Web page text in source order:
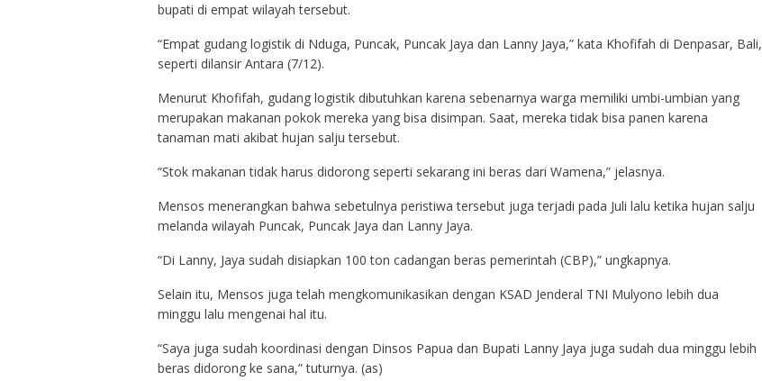
bupati di empat wilayah tersebut.
“Empat gudang logistik di Nduga, Puncak, Puncak Jaya dan Lanny Jaya,” kata Khofifah di Denpasar, Bali,
seperti dilansir Antara (7/12).
Menurut Khofifah, gudang logistik dibutuhkan karena sebenarnya warga memiliki umbi-umbian yang
merupakan makanan pokok mereka yang bisa disimpan. Saat, mereka tidak bisa panen karena
tanaman mati akibat hujan salju tersebut.
“Stok makanan tidak harus didorong seperti sekarang ini beras dari Wamena,” jelasnya.
Mensos menerangkan bahwa sebetulnya peristiwa tersebut juga terjadi pada Juli lalu ketika hujan salju
melanda wilayah Puncak, Puncak Jaya dan Lanny Jaya.
“Di Lanny, Jaya sudah disiapkan 100 ton cadangan beras pemerintah (CBP),” ungkapnya.
Selain itu, Mensos juga telah mengkomunikasikan dengan KSAD Jenderal TNI Mulyono lebih dua
minggu lalu mengenai hal itu.
“Saya juga sudah koordinasi dengan Dinsos Papua dan Bupati Lanny Jaya juga sudah dua minggu lebih
beras didorong ke sana,” tuturnya. (as)